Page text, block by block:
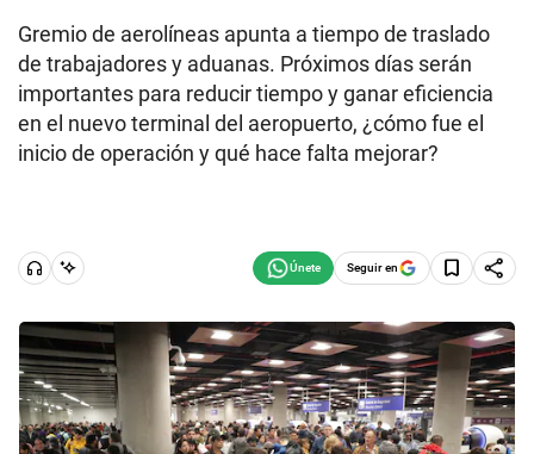
Gremio de aerolíneas apunta a tiempo de traslado
de trabajadores y aduanas. Próximos días serán
importantes para reducir tiempo y ganar eficiencia
en el nuevo terminal del aeropuerto, ¿cómo fue el
inicio de operación y qué hace falta mejorar?
Seguir en